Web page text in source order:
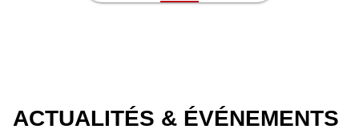
ACTUALITÉS & ÉVÉNEMENTS